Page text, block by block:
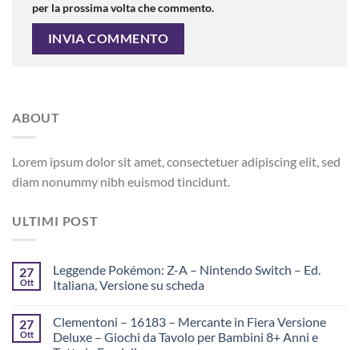
per la prossima volta che commento.
ABOUT
Lorem ipsum dolor sit amet, consectetuer adipiscing elit, sed
diam nonummy nibh euismod tincidunt.
ULTIMI POST
27
Ott
Leggende Pokémon: Z-A – Nintendo Switch – Ed.
Italiana, Versione su scheda
27
Ott
Clementoni – 16183 – Mercante in Fiera Versione
Deluxe – Giochi da Tavolo per Bambini 8+ Anni e